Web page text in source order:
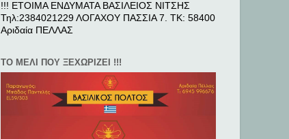
!!! ΕΤΟΙΜΑ ΕΝΔΥΜΑΤΑ ΒΑΣΙΛΕΙΟΣ ΝΙΤΣΗΣ
Τηλ:2384021229 ΛΟΓΑΧΟΥ ΠΑΣΣΙΑ 7. ΤΚ: 58400
Αριδαία ΠΕΛΛAΣ
ΤΟ ΜΕΛΙ ΠΟΥ ΞΕΧΩΡΙΖΕΙ !!!